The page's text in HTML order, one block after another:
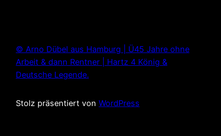
© Arno Dübel aus Hamburg | Ü45 Jahre ohne
Arbeit & dann Rentner | Hartz 4 König &
Deutsche Legende.
Stolz präsentiert von WordPress